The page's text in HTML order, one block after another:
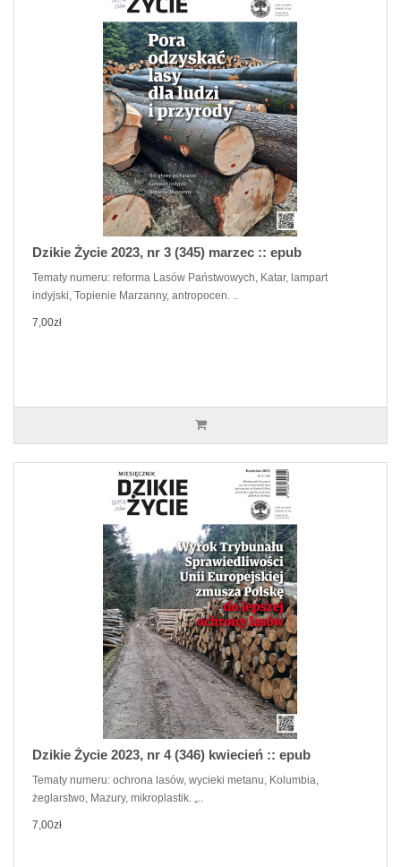
Dzikie Życie 2023, nr 3 (345) marzec :: epub
Tematy numeru: reforma Lasów Państwowych, Katar, lampart
indyjski, Topienie Marzanny, antropocen. ..
7,00zł
Dzikie Życie 2023, nr 4 (346) kwiecień :: epub
Tematy numeru: ochrona lasów, wycieki metanu, Kolumbia,
żeglarstwo, Mazury, mikroplastik. „..
7,00zł